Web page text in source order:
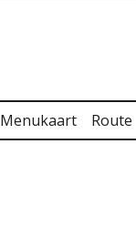
Menukaart Route